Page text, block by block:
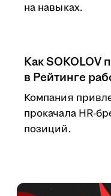
на навыках.
Как SOKOLOV
в Рейтинге
Компания
прокачала HR-
позиций.